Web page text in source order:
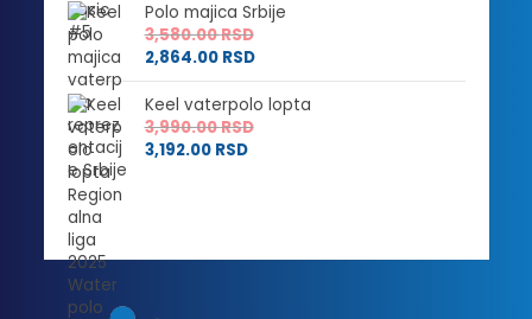
Polo majica Srbije
3,580.00RSD
2,864.00 RSD
Keel vaterpolo lopta
3,990.00RSD
3,192.00 RSD